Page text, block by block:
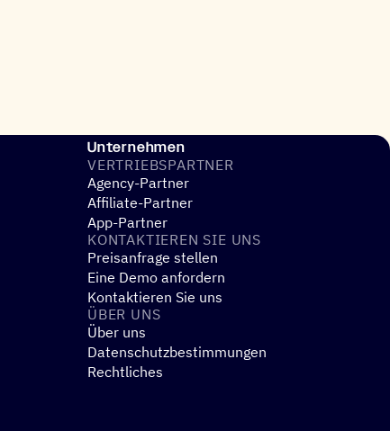
Unternehmen
VERTRIEBS­PART­NER
Agency-Partner
Affiliate-Partner
App-Partner
KONTAK­TIE­REN SIE UNS
Preisanfrage stellen
Eine Demo anfordern
Kontaktieren Sie uns
ÜBER UNS
Über uns
Datenschutzbestimmungen
Rechtliches